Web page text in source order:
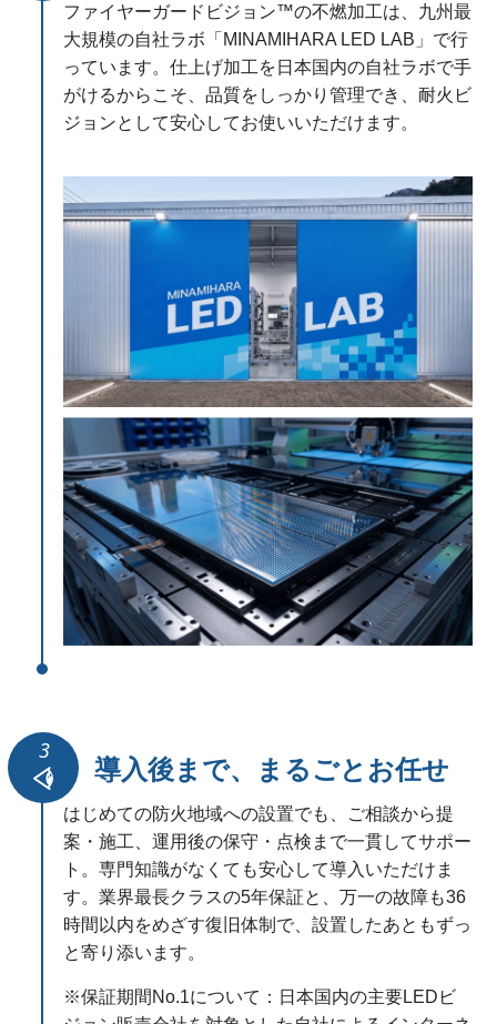
ファイヤーガードビジョン™の不燃加工は、九州最
大規模の自社ラボ「MINAMIHARA LED LAB」で行
っています。仕上げ加工を日本国内の自社ラボで手
がけるからこそ、品質をしっかり管理でき、耐火ビ
ジョンとして安心してお使いいただけます。
導入後まで、まるごとお任せ
はじめての防火地域への設置でも、ご相談から提
案・施工、運用後の保守・点検まで一貫してサポー
ト。専門知識がなくても安心して導入いただけま
す。業界最長クラスの5年保証と、万一の故障も36
時間以内をめざす復旧体制で、設置したあともずっ
と寄り添います。
※保証期間No.1について：日本国内の主要LEDビ